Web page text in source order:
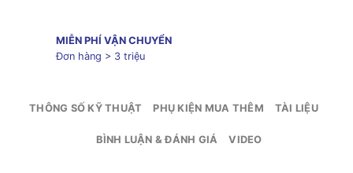
MIỄN PHÍ VẬN CHUYỂN
Đơn hàng > 3 triệu
THÔNG SỐ KỸ THUẬT PHỤ KIỆN MUA THÊM TÀI LIỆU
BÌNH LUẬN & ĐÁNH GIÁ VIDEO